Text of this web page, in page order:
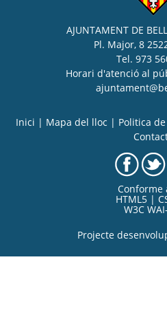
AJUNTAMENT DE
Pl. Major, 8
Tel. 973
Horari d'atenció al
Inici Mapa del lloc Politica
Conforme
HTML5 |
W3C
Projecte